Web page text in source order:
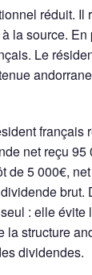
réduit.
la source.
Le
net reçu
de 5 000€,
: elle
la structure
dividendes.